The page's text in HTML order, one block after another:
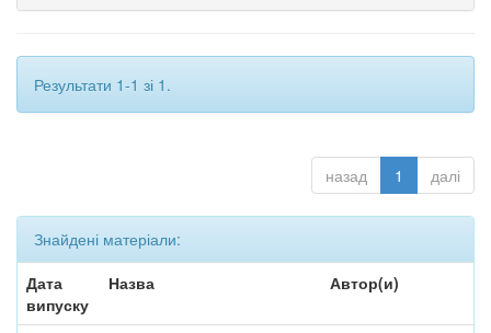
Результати 1-1 зі 1.
назад 1 далі
Знайдені матеріали:
Дата
випуску
Назва Автор(и)